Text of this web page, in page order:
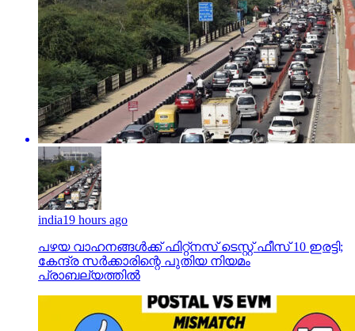
india19 hours ago
പഴയ വാഹനങ്ങള്‍ക്ക് ഫിറ്റ്‌നസ് ടെസ്റ്റ് ഫീസ് 10 ഇരട്ടി;
കേന്ദ്ര സര്‍ക്കാരിന്റെ പുതിയ നിയമം
പ്രാബല്യത്തില്‍